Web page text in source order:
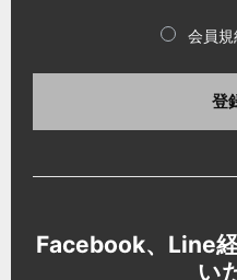
会員規
登
Facebook、Line
い